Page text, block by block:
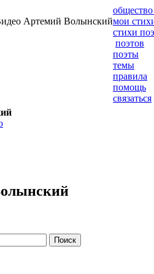
Артемий Волынскиймои
стихи
поэтов
поэты
темы
правила
помощь
связаться